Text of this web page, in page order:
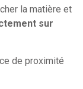
la matière et
sur
de proximité